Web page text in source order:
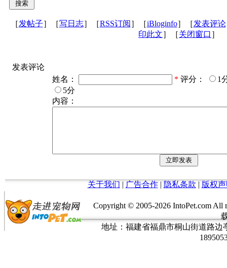
［发帖子］［写日志］［RSS订阅 ］［iBloginfo］［发表评论
印此文］［关闭窗口 ］
发表评论
姓名：
* 评分：
1
5分
内容：
关于我们 | 广告合作| 隐私条款 | 版权
Copyright © 2005-2026 IntoPet.com
地址：福建省福鼎市桐山街道路边